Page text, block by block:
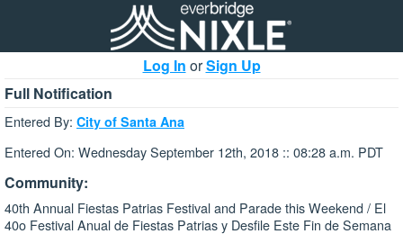
Log In orSign Up
Full Notification
Entered By: City of Santa Ana
Entered On: Wednesday September 12th, 2018 :: 08:28 a.m. PDT
Community:
40th Annual Fiestas Patrias Festival and Parade this Weekend / El
40o Festival Anual de Fiestas Patrias y Desfile Este Fin de Semana